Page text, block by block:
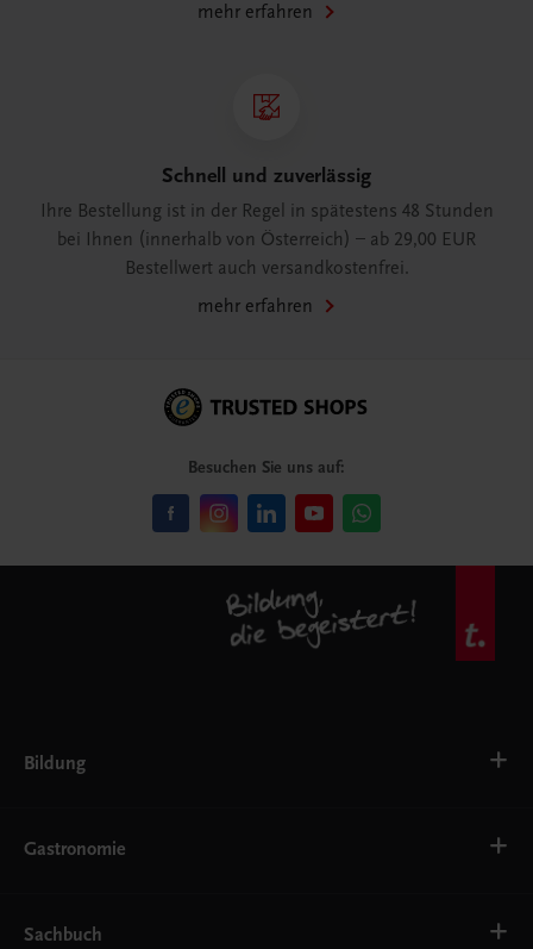
mehr erfahren
Schnell und zuverlässig
Ihre Bestellung ist in der Regel in spätestens 48 Stunden
bei Ihnen (innerhalb von Österreich) – ab 29,00 EUR
Bestellwert auch versandkostenfrei.
mehr erfahren
Besuchen Sie uns auf:
Bildung
AHS
EWF/ZWF
FW
Gastronomie
Getränke
Sachbuch